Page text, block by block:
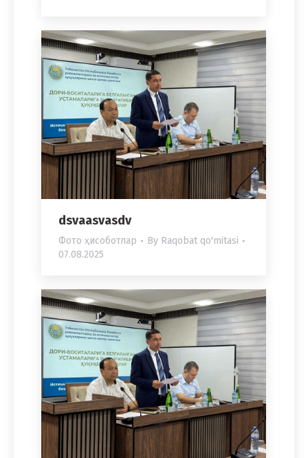
dsvaasvasdv
Фото ҳисоботлар By Raqobat qo'mitasi
07.08.2025